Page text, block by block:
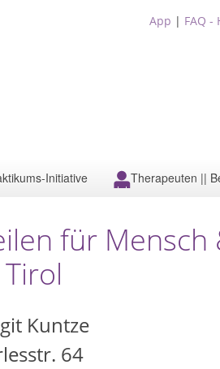
App | FAQ -
Initiative Therapeuten ||
für Mensch
Kuntze
64